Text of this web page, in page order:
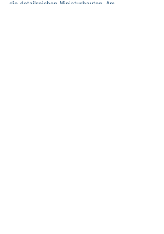
die detailreichen Miniaturbauten. Am